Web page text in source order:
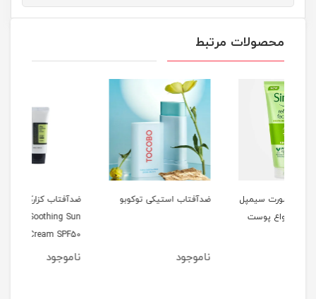
محصولات مرتبط
ضدآفتاب استیکی توکوبو
ضدآفتاب کزارکس اصلی
50ml Aloe Soothing Sun